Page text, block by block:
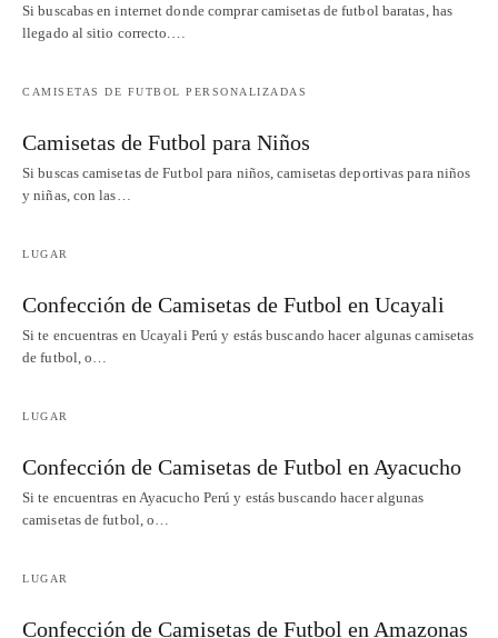
Si buscabas en internet donde comprar camisetas de futbol baratas, has
llegado al sitio correcto.…
CAMISETAS DE FUTBOL PERSONALIZADAS
Camisetas de Futbol para Niños
Si buscas camisetas de Futbol para niños, camisetas deportivas para niños
y niñas, con las…
LUGAR
Confección de Camisetas de Futbol en Ucayali
Si te encuentras en Ucayali Perú y estás buscando hacer algunas camisetas
de futbol, o…
LUGAR
Confección de Camisetas de Futbol en Ayacucho
Si te encuentras en Ayacucho Perú y estás buscando hacer algunas
camisetas de futbol, o…
LUGAR
Confección de Camisetas de Futbol en Amazonas